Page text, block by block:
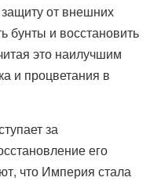
защиту от внешних
бунты и восстановить
это наилучшим
и процветания в
за
его
что Империя стала